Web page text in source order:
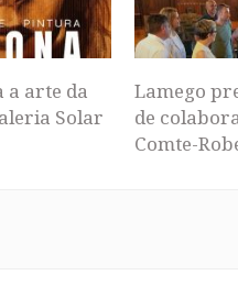
a arte da
Solar
Lamego
de
Comte-